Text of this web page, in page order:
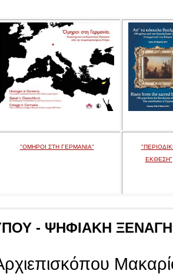
"ΟΜΗΡΟΙ ΣΤΗ ΓΕΡΜΑΝΙΑ"
ΕΚΘΕΣΗ"
- ΨΗΦΙΑΚΗ